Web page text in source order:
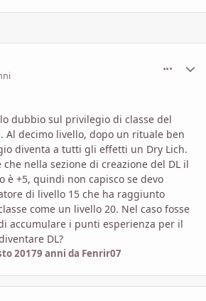
dubbio sul privilegio di classe del
Al decimo livello, dopo un rituale ben
diventa a tutti gli effetti un Dry Lich.
nella sezione di creazione del DL il
è +5, quindi non capisco se devo
di livello 15 che ha raggiunto
come un livello 20. Nel caso fosse
accumulare i punti esperienza per il
DL?
20179 anni da Fenrir07